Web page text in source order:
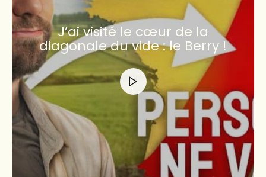
J’ai visité le cœur de la
diagonale du vide : le Berry !